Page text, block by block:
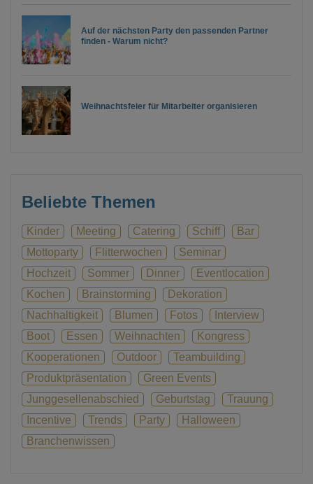
Auf der nächsten Party den passenden Partner
finden - Warum nicht?
Weihnachtsfeier für Mitarbeiter organisieren
Beliebte Themen
Kinder Meeting Catering Schiff
Bar
Mottoparty
Flitterwochen
Seminar
Hochzeit
Sommer Dinner
Eventlocation
Kochen
Brainstorming
Dekoration
Nachhaltigkeit
Blumen Fotos
Interview
Boot
Essen Weihnachten
Kongress
Kooperationen
Outdoor
Teambuilding
Produktpräsentation
Green Events
Junggesellenabschied
Geburtstag
Trauung
Incentive
Trends Party
Halloween
Branchenwissen